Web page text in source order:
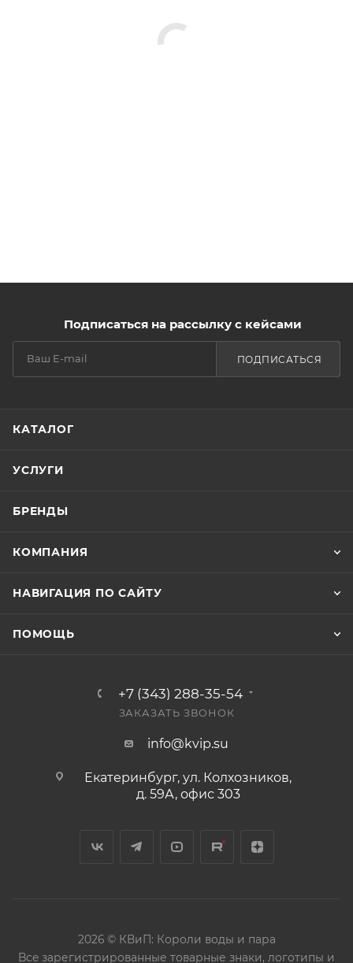
Подписаться на рассылку с кейсами
ПОДПИСАТЬСЯ
КАТАЛОГ
УСЛУГИ
БРЕНДЫ
КОМПАНИЯ
НАВИГАЦИЯ ПО САЙТУ
ПОМОЩЬ
+7 (343) 288-35-54
ЗАКАЗАТЬ ЗВОНОК
info@kvip.su
Екатеринбург, ул. Колхозников,
д. 59А, офис 303
2026 © КВиП: Короли воды и пара
Bce зарегистрированные товарные знаки, логотипы и